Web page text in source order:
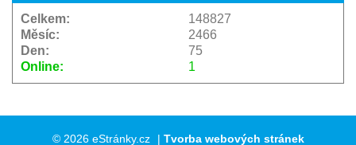
Online: 1
Celkem:
148827
Měsíc:
2466
Den:
75
© 2026 eStránky.cz | Tvorba webových stránek